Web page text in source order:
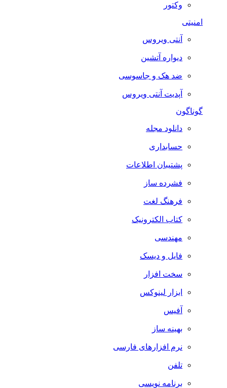
وکتور
امنیتی
آنتی ویروس
دیواره آتشین
ضد هک و جاسوسی
آپدیت آنتی ویروس
گوناگون
دانلود مجله
حسابداری
پشتیبان اطلاعات
فشرده ساز
فرهنگ لغت
کتاب الکترونیک
مهندسی
فایل و دیسک
سخت افزار
ابزار لینوکس
آفیس
بهینه ساز
نرم افزارهای فارسی
تلفن
برنامه نویسی